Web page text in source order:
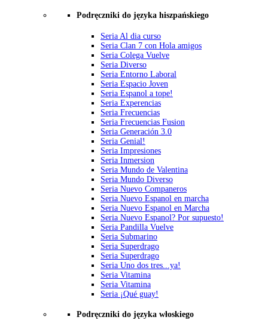
Podręczniki do języka hiszpańskiego
Seria Al dia curso
Seria Clan 7 con Hola amigos
Seria Colega Vuelve
Seria Diverso
Seria Entorno Laboral
Seria Espacio Joven
Seria Espanol a tope!
Seria Experencias
Seria Frecuencias
Seria Frecuencias Fusion
Seria Generación 3.0
Seria Genial!
Seria Impresiones
Seria Inmersion
Seria Mundo de Valentina
Seria Mundo Diverso
Seria Nuevo Companeros
Seria Nuevo Espanol en marcha
Seria Nuevo Espanol en Marcha
Seria Nuevo Espanol? Por supuesto!
Seria Pandilla Vuelve
Seria Submarino
Seria Superdrago
Seria Superdrago
Seria Uno dos tres...ya!
Seria Vitamina
Seria Vitamina
Seria ¡Qué guay!
Podręczniki do języka włoskiego